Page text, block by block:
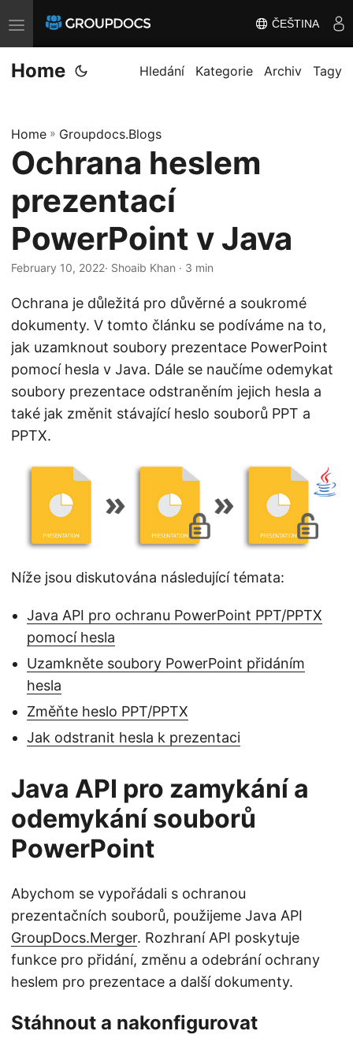
T
o
g
e
n
v
i
g
a
i
n
ČEŠTINA
Home Hledání Kategorie Archiv Tagy
Home » Groupdocs.Blogs
Ochrana heslem
prezentací
PowerPoint v Java
February 10, 2022· Shoaib Khan · 3 min
Ochrana je důležitá pro důvěrné a soukromé
dokumenty. V tomto článku se podíváme na to,
jak uzamknout soubory prezentace PowerPoint
pomocí hesla v Java. Dále se naučíme odemykat
soubory prezentace odstraněním jejich hesla a
také jak změnit stávající heslo souborů PPT a
PPTX.
Níže jsou diskutována následující témata:
Java API pro ochranu PowerPoint PPT/PPTX
pomocí hesla
Uzamkněte soubory PowerPoint přidáním
hesla
Změňte heslo PPT/PPTX
Jak odstranit hesla k prezentaci
Java API pro zamykání a
odemykání souborů
PowerPoint
Abychom se vypořádali s ochranou
prezentačních souborů, použijeme Java API
GroupDocs.Merger. Rozhraní API poskytuje
funkce pro přidání, změnu a odebrání ochrany
heslem pro prezentace a další dokumenty.
Stáhnout a nakonfigurovat